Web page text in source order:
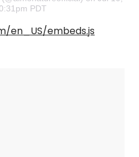
PDT
en_US/embeds.js